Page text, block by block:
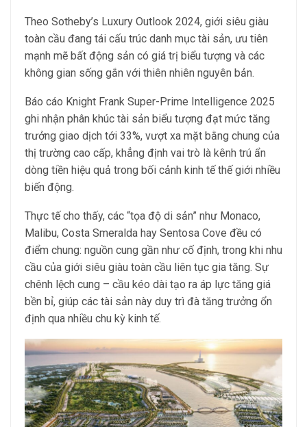
Theo Sotheby’s Luxury Outlook 2024, giới siêu giàu
toàn cầu đang tái cấu trúc danh mục tài sản, ưu tiên
mạnh mẽ bất động sản có giá trị biểu tượng và các
không gian sống gắn với thiên nhiên nguyên bản.
Báo cáo Knight Frank Super-Prime Intelligence 2025
ghi nhận phân khúc tài sản biểu tượng đạt mức tăng
trưởng giao dịch tới 33%, vượt xa mặt bằng chung của
thị trường cao cấp, khẳng định vai trò là kênh trú ẩn
dòng tiền hiệu quả trong bối cảnh kinh tế thế giới nhiều
biến động.
Thực tế cho thấy, các “tọa độ di sản” như Monaco,
Malibu, Costa Smeralda hay Sentosa Cove đều có
điểm chung: nguồn cung gần như cố định, trong khi nhu
cầu của giới siêu giàu toàn cầu liên tục gia tăng. Sự
chênh lệch cung – cầu kéo dài tạo ra áp lực tăng giá
bền bỉ, giúp các tài sản này duy trì đà tăng trưởng ổn
định qua nhiều chu kỳ kinh tế.